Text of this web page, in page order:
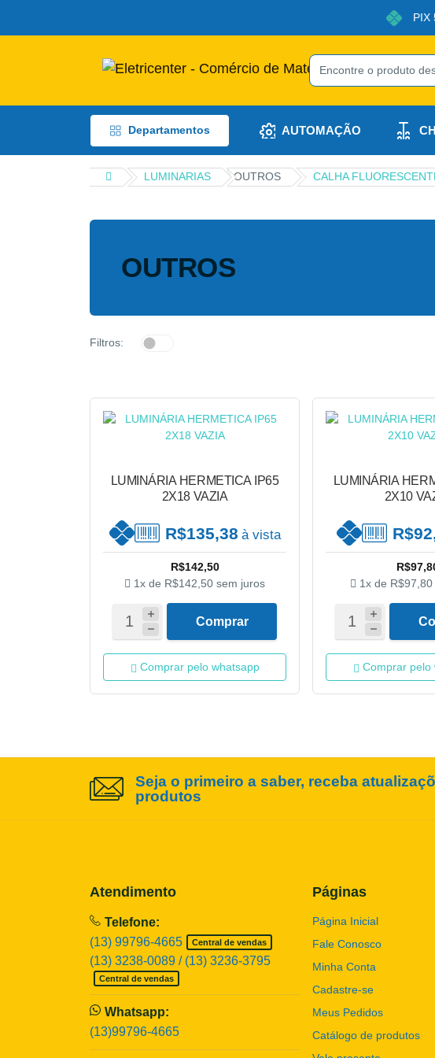
PIX
Departamentos AUTOMAÇÃO
LUMINARIAS OUTROS CALHA
OUTROS
Filtros:
LUMINÁRIA HERMETICA IP65
2X18 VAZIA
R$135,38 à vista
R$142,50
1x de R$142,50 sem juros
Comprar
Comprar pelo whatsapp
LUMINÁRIA
2X10
1x de R$97,80
Comprar pelo
Seja o primeiro a saber, receba
produtos
Atendimento
Telefone:
(13) 99796-4665
Central de vendas
(13) 3238-0089 / (13) 3236-3795
Central de vendas
Whatsapp:
(13)99796-4665
Páginas
Página Inicial
Fale Conosco
Minha Conta
Cadastre-se
Meus Pedidos
Catálogo de produtos